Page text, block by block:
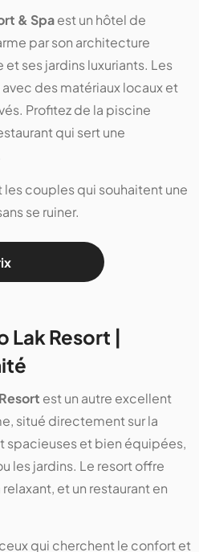
& Spaest un hôtel de
par son architecture
ses jardins luxuriants. Les
des matériaux locaux et
Profitez de la piscine
qui sert une
couples qui souhaitent une
se ruiner.
Lak Resort |
est un autre excellent
situé directement sur la
spacieuses et bien équipées,
les jardins. Le resort offre
et un restaurant en
qui cherchent le confort et